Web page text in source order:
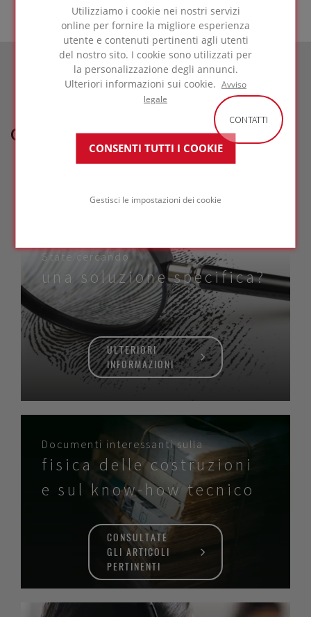
Utilizziamo i cookie nei nostri servizi
online per fornire la migliore esperienza
utente e contenuti pertinenti agli utenti
del nostro sito. I cookie sono utilizzati per
la personalizzazione degli annunci.
Ulteriori informazioni sui cookie. Avviso
legale
CONSENTI TUTTI I COOKIE
Gestisci le impostazioni dei cookie
COME POSSIAMO AIUTARTI?
State cercando
una soluzione specifica?
ULTERIORI
INFORMAZIONI
Documenti interessanti sulla
fisica delle costruzioni
e sul know-how tecnico
CONSULTATE
GLI ARTICOLI
PERTINENTI
CONTATTI